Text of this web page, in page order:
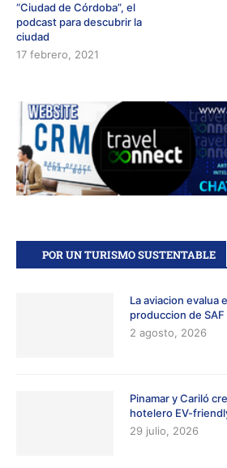
“Ciudad de Córdoba”, el
podcast para descubrir la
ciudad
17 febrero, 2021
POR UN TURISMO SUSTENTABLE
La aviacion evalua
produccion de
2 agosto, 2026
Pinamar y Cariló
hotelero EV-
29 julio, 2026